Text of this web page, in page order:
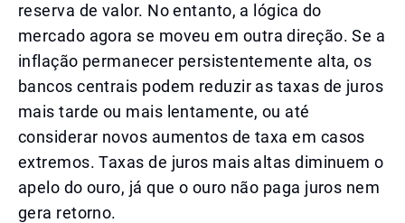
reserva de valor. No entanto, a lógica do
mercado agora se moveu em outra direção. Se a
inflação permanecer persistentemente alta, os
bancos centrais podem reduzir as taxas de juros
mais tarde ou mais lentamente, ou até
considerar novos aumentos de taxa em casos
extremos. Taxas de juros mais altas diminuem o
apelo do ouro, já que o ouro não paga juros nem
gera retorno.